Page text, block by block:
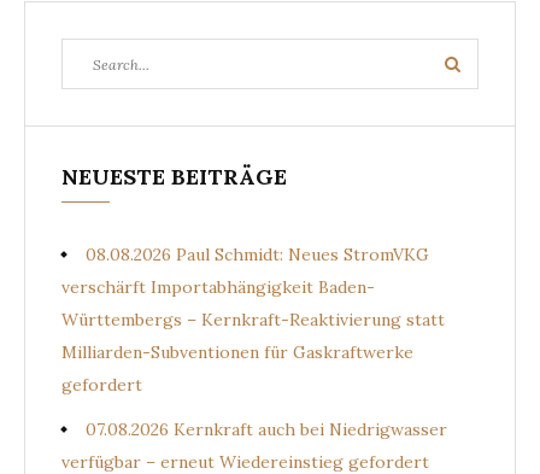
for:
Search
NEUESTE BEITRÄGE
08.08.2026 Paul Schmidt: Neues StromVKG
verschärft Importabhängigkeit Baden-
Württembergs – Kernkraft-Reaktivierung statt
Milliarden-Subventionen für Gaskraftwerke
gefordert
07.08.2026 Kernkraft auch bei Niedrigwasser
verfügbar – erneut Wiedereinstieg gefordert